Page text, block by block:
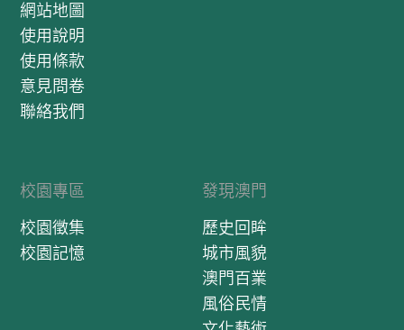
網站地圖
使用說明
使用條款
意見問卷
聯絡我們
校園專區
校園徵集
校園記憶
發現澳門
歷史回眸
城市風貌
澳門百業
風俗民情